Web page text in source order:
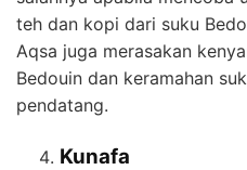
teh dan kopi dari suku
Aqsa juga merasakan
Bedouin dan keramahan
pendatang.
Kunafa